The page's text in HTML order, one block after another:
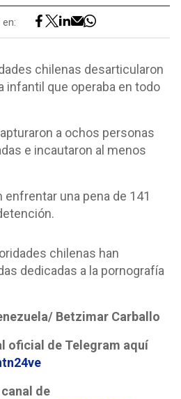
chilenas desarticularon
infantil que operaba en todo
a ochos personas
e incautaron al menos
una pena de 141
chilenas han
dedicadas a la pornografía
Betzimar Carballo
oficial de Telegram aquí
de